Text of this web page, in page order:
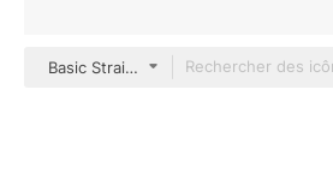
Basic Straight Filled